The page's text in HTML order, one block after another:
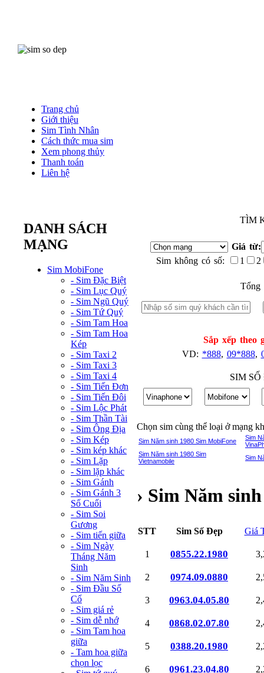
Trang chủ
Giới thiệu
Sim Tình Nhân
Cách thức mua sim
Xem phong thủy
Thanh toán
Liên hệ
DANH SÁCH
MẠNG
Sim MobiFone
- Sim Đặc Biệt
- Sim Lục Quý
- Sim Ngũ Quý
- Sim Tứ Quý
- Sim Tam Hoa
- Sim Tam Hoa
Kép
- Sim Taxi 2
- Sim Taxi 3
- Sim Taxi 4
- Sim Tiến Đơn
- Sim Tiến Đôi
- Sim Lộc Phát
- Sim Thần Tài
- Sim Ông Địa
- Sim Kép
- Sim kép khác
- Sim Lặp
- Sim lặp khác
- Sim Gánh
- Sim Gánh 3
Số Cuối
- Sim Soi
Gương
- Sim tiến giữa
- Sim Ngày
Tháng Năm
Sinh
- Sim Năm Sinh
- Sim Đầu Số
Cổ
- Sim giá rẻ
- Sim dễ nhớ
- Sim Tam hoa
giữa
- Tam hoa giữa
chọn lọc
TÌM
Giá từ:
Sim không có số:
1 2
Sắp xếp theo
VD: *888, 09*888,
SIM
Chọn sim cùng thể loại ở mạng
Sim Năm sinh 1980 Sim MobiFone
Sim
Sim Năm sinh 1980 Sim
Vietnamobile
Sim
› Sim Năm
STT Sim Số Đẹp Giá
1 0855.22.1980
2 0974.09.0880
3 0963.04.05.80
4 0868.02.07.80
5 0388.20.1980
6 0961.23.04.80